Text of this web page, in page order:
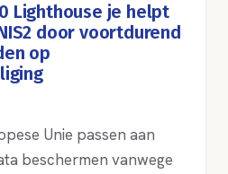
Lighthouse je helpt
door voortdurend
op
Unie passen aan
beschermen vanwege